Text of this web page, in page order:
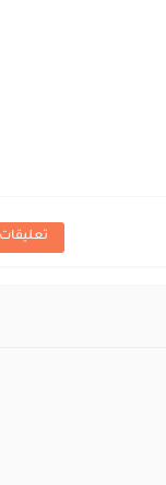
تعليقات Blogger